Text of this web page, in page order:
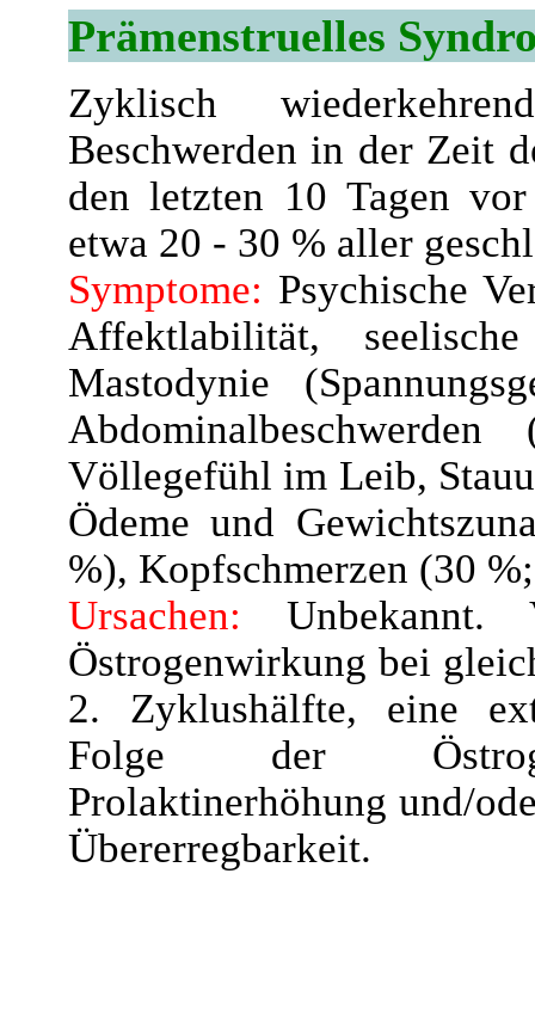
Prämenstruelles
Zyklisch
Beschwerden in der Zeit
den letzten 10 Tagen
etwa 20 - 30 % aller
Symptome: Psychische
Affektlabilität,
Mastodynie
Völlegefühl im Leib,
Ödeme und
%), Kopfschmerzen (30
Ursachen: Unbekannt.
Östrogenwirkung bei
2. Zyklushälfte, eine
Folge der
Prolaktinerhöhung und/
Übererregbarkeit.